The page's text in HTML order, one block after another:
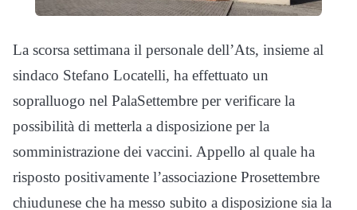
La scorsa settimana il personale dell’Ats, insieme al
sindaco Stefano Locatelli, ha effettuato un
sopralluogo nel PalaSettembre per verificare la
possibilità di metterla a disposizione per la
somministrazione dei vaccini. Appello al quale ha
risposto positivamente l’associazione Prosettembre
chiudunese che ha messo subito a disposizione sia la